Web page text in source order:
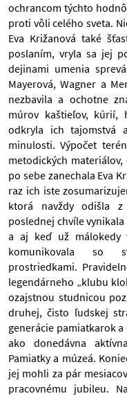
ochrancom týchto
proti vôli celého sveta.
Eva Križanová také
poslaním, vryla sa jej
dejinami umenia
Mayerová, Wagner a
nezbavila a ochotne
múrov kaštieľov, kúrií,
odkryla ich tajomstvá
minulosti. Výpočet
metodických
po sebe zanechala Eva
raz ich iste
ktorá navždy odišla z
poslednej chvíle
a aj keď už málokedy
komunikovala so
prostriedkami.
legendárneho „klubu
ozajstnou studnicou
druhej, čisto ľudskej
generácie pamiatkarok
ako donedávna
Pamiatky a múzeá.
jej mohli za pár
pracovnému jubileu.